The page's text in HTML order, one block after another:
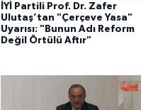
İYİ Partili Prof. Dr. Zafer
Ulutaş’tan "Çerçeve Yasa"
Uyarısı: "Bunun Adı Reform
Değil Örtülü Aftır"